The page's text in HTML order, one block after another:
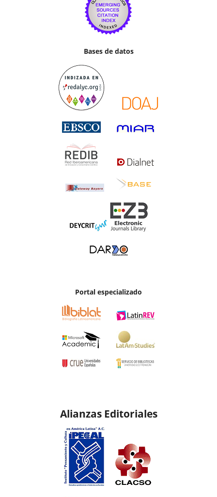
Bases de datos
Portal especializado
Alianzas Editoriales